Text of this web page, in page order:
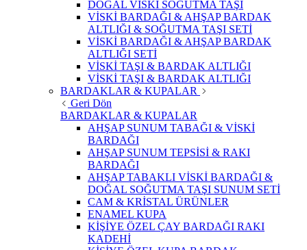
DOĞAL VİSKİ SOĞUTMA TAŞI
VİSKİ BARDAĞI & AHŞAP BARDAK
ALTLIĞI & SOĞUTMA TAŞI SETİ
VİSKİ BARDAĞI & AHŞAP BARDAK
ALTLIĞI SETİ
VİSKİ TAŞI & BARDAK ALTLIĞI
VİSKİ TAŞI & BARDAK ALTLIĞI
BARDAKLAR & KUPALAR
Geri Dön
BARDAKLAR & KUPALAR
AHŞAP SUNUM TABAĞI & VİSKİ
BARDAĞI
AHŞAP SUNUM TEPSİSİ & RAKI
BARDAĞI
AHŞAP TABAKLI VİSKİ BARDAĞI &
DOĞAL SOĞUTMA TAŞI SUNUM SETİ
CAM & KRİSTAL ÜRÜNLER
ENAMEL KUPA
KİŞİYE ÖZEL ÇAY BARDAĞI RAKI
KADEHİ